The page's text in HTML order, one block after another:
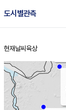
도시별관측
홈
현재날씨 육상